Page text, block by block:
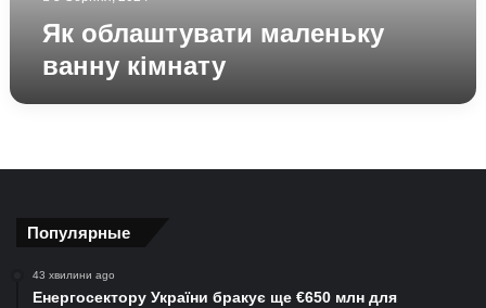
Як облаштувати маленьку
ванну кімнату
Популярные
43 хвилини ago
Енергосектору України бракує ще €650 млн для